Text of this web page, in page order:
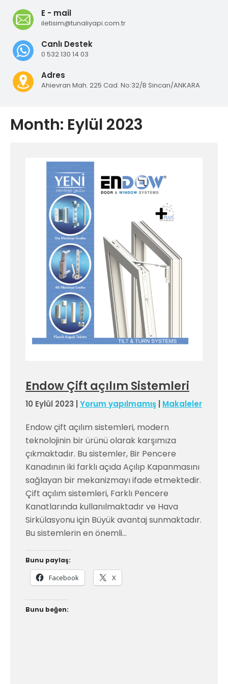
E - mail
iletisim@tunaliyapi.com.tr
Canlı Destek
0 532 130 14 03
Adres
Ahievran Mah. 225 Cad. No:32/B Sincan/ANKARA
Month: Eylül 2023
Endow Çift açılım Sistemleri
10 Eylül 2023 | Yorum yapılmamış | Makaleler
Endow çift açılım sistemleri, modern
teknolojinin bir ürünü olarak karşımıza
çıkmaktadır. Bu sistemler, Bir Pencere
Kanadının iki farklı açıda Açılıp Kapanmasını
sağlayan bir mekanizmayı ifade etmektedir.
Çift açılım sistemleri, Farklı Pencere
Kanatlarında kullanılmaktadır ve Hava
Sirkülasyonu için Büyük avantaj sunmaktadır.
Bu sistemlerin en önemli…
Bunu paylaş:
Facebook X
Bunu beğen: